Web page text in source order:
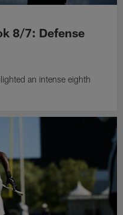
8/7: Defense
an intense eighth